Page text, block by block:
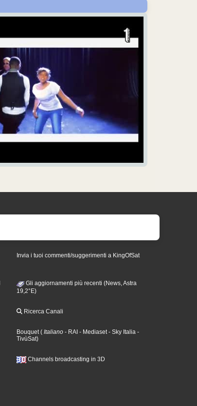
Invia i tuoi commenti/suggerimenti a KingOfSat
Gli aggiornamenti più recenti (News, Astra
19,2°E)
Ricerca Canali
Bouquet( Italiano - RAI - Mediaset- Sky Italia -
TivùSat)
Channels broadcasting in 3D